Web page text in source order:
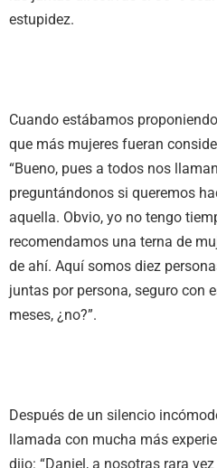
estupidez.
Cuando estábamos
que más mujeres fueran
“Bueno, pues a todos nos
preguntándonos si queremos
aquella. Obvio, yo no tengo
recomendamos una terna de
de ahí. Aquí somos diez
juntas por persona, seguro con
meses, ¿no?”.
Después de un silencio
llamada con mucha más
dijo: “Daniel, a nosotras rara